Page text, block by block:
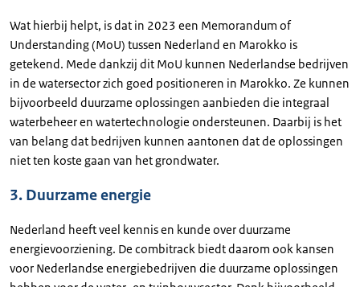
Wat hierbij helpt, is dat in 2023 een Memorandum of
Understanding (MoU) tussen Nederland en Marokko is
getekend. Mede dankzij dit MoU kunnen Nederlandse bedrijven
in de watersector zich goed positioneren in Marokko. Ze kunnen
bijvoorbeeld duurzame oplossingen aanbieden die integraal
waterbeheer en watertechnologie ondersteunen. Daarbij is het
van belang dat bedrijven kunnen aantonen dat de oplossingen
niet ten koste gaan van het grondwater.
3. Duurzame energie
Nederland heeft veel kennis en kunde over duurzame
energievoorziening. De combitrack biedt daarom ook kansen
voor Nederlandse energiebedrijven die duurzame oplossingen